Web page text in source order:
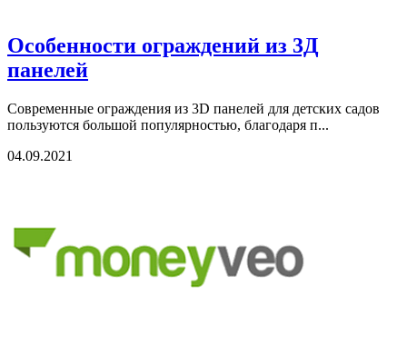
Особенности ограждений из 3Д
панелей
Современные ограждения из 3D панелей для детских садов
пользуются большой популярностью, благодаря п...
04.09.2021